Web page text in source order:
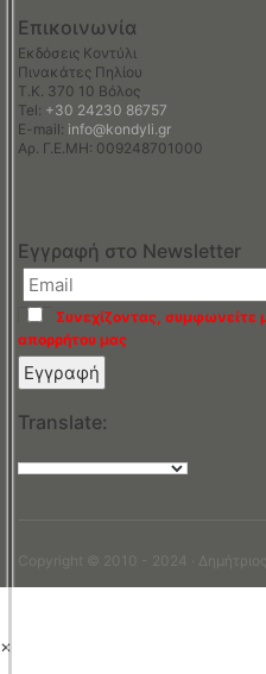
Επικοινωνία
Εκδόσεις Κοντύλι
Πινακάτες Πηλίου
Τ.Κ. 370 10 Βόλος
Tel: +30 24230 86757
E-mail: info@kondyli.gr
Αρ. Γ.Ε.ΜΗ: 009248701000
Εγγραφή στο Newsletter
Συνεχίζοντας, συμφωνείτε
απορρήτου μας
Translate:
Copyright © 2010 - 2024 ·
×